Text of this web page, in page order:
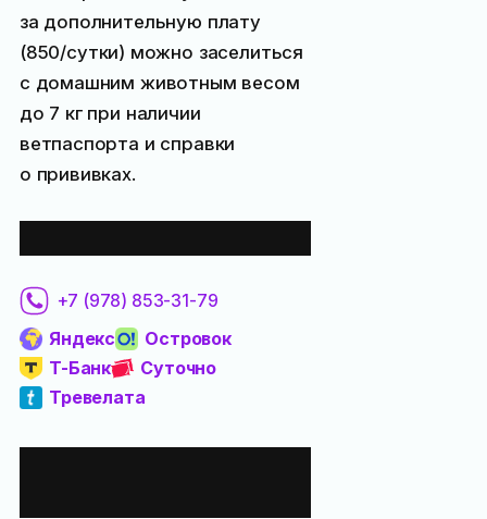
за дополнительную плату
(850/сутки) можно заселиться
с домашним животным весом
до 7 кг при наличии
ветпаспорта и справки
о прививках.
+7 (978) 853-31-79
Яндекс
Островок
Т-Банк
Суточно
Тревелата